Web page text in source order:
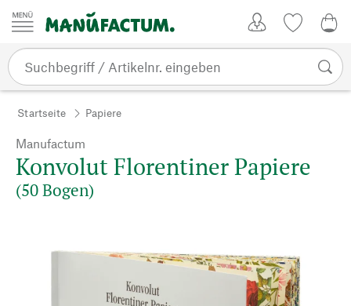
Zum Inhalt springen
Startseite Papiere
Manufactum
Konvolut Florentiner Papiere
(50 Bogen)